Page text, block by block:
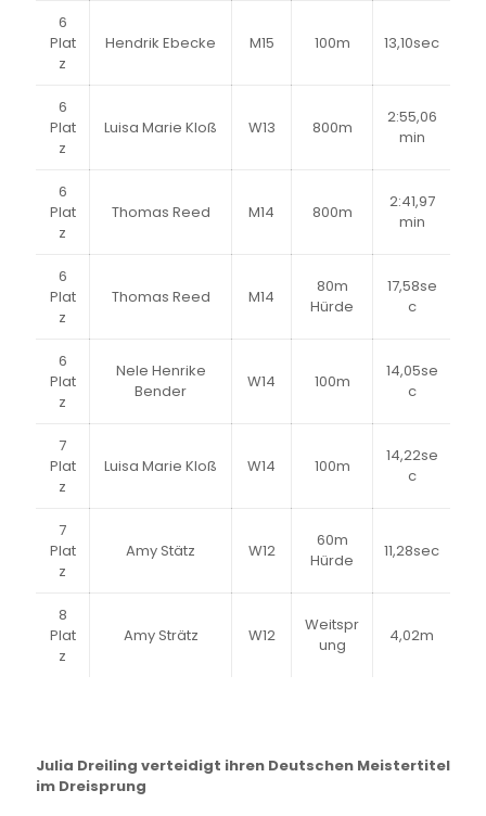
6
Plat
z
Hendrik Ebecke M15 100m 13,10sec
6
Plat
z
Luisa Marie Kloß W13 800m
2:55,06
min
6
Plat
z
Thomas Reed M14 800m
2:41,97
min
6
Plat
z
Thomas Reed M14
80m
Hürde
17,58se
c
6
Plat
z
Nele Henrike
Bender
W14 100m
14,05se
c
7
Plat
z
Luisa Marie Kloß W14 100m
14,22se
c
7
Plat
z
Amy Stätz W12
60m
Hürde
11,28sec
8
Plat
z
Amy Strätz W12
Weitspr
ung
4,02m
Julia Dreiling verteidigt ihren Deutschen Meistertitel
im Dreisprung